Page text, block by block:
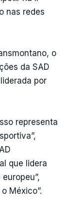
nas redes
o
da SAD
por
representa
que lidera
México”.